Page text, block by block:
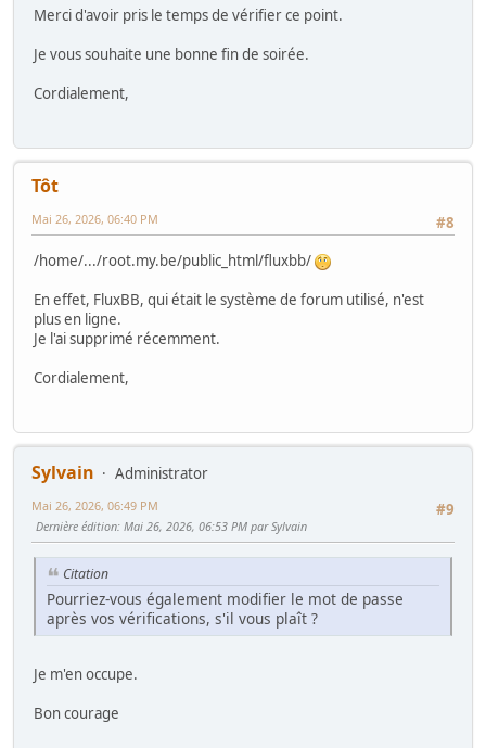
Merci d'avoir pris le temps de vérifier ce point.
Je vous souhaite une bonne fin de soirée.
Cordialement,
Tôt
#8
Mai 26, 2026, 06:40 PM
/home/.../root.my.be/public_html/fluxbb/
En effet, FluxBB, qui était le système de forum utilisé, n'est
plus en ligne.
Je l'ai supprimé récemment.
Cordialement,
Sylvain
Administrator
#9
Mai 26, 2026, 06:49 PM
Dernière édition: Mai 26, 2026, 06:53 PM par Sylvain
Citation
Pourriez-vous également modifier le mot de passe
après vos vérifications, s'il vous plaît ?
Je m'en occupe.
Bon courage